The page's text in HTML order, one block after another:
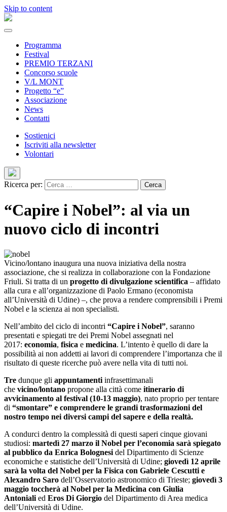
Skip to content
Programma
Festival
PREMIO TERZANI
Concorso scuole
V/L MONT
Progetto “e”
Associazione
News
Contatti
Sostienici
Iscriviti alla newsletter
Volontari
Ricerca per:
“Capire i Nobel”: al via un
nuovo ciclo di incontri
Vicino/lontano inaugura una nuova iniziativa della nostra
associazione, che si realizza in collaborazione con la Fondazione
Friuli. Si tratta di un progetto di divulgazione scientifica – affidato
alla cura e all’organizzazione di Paolo Ermano (economista
all’Università di Udine) –, che prova a rendere comprensibili i Premi
Nobel e la scienza ai non specialisti.
Nell’ambito del ciclo di incontri “Capire i Nobel”, saranno
presentati e spiegati tre dei Premi Nobel assegnati nel
2017: economia, fisica e medicina. L’intento è quello di dare la
possibilità ai non addetti ai lavori di comprendere l’importanza che il
risultato di queste ricerche può avere nella vita di tutti noi.
Tre dunque gli appuntamenti infrasettimanali
che vicino/lontano propone alla città come itinerario di
avvicinamento al festival (10-13 maggio), nato proprio per tentare
di “smontare” e comprendere le grandi trasformazioni del
nostro tempo nei diversi campi del sapere e della realtà.
A condurci dentro la complessità di questi saperi cinque giovani
studiosi: martedì 27 marzo il Nobel per l’economia sarà spiegato
al pubblico da Enrica Bolognesi del Dipartimento di Scienze
economiche e statistiche dell’Università di Udine; giovedì 12 aprile
sarà la volta del Nobel per la Fisica con Gabriele Cescutti e
Alexandro Saro dell’Osservatorio astronomico di Trieste; giovedì 3
maggio toccherà al Nobel per la Medicina con Giulia
Antoniali ed Eros Di Giorgio del Dipartimento di Area medica
dell’Università di Udine.